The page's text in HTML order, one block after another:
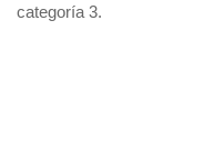
categoría 3.